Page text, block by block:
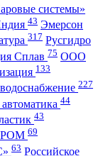
системы»
43 Эмерсон
317 Русгидро
Сплав 75 ООО
133
водоснабжение 227
44
43
69
63 Российское